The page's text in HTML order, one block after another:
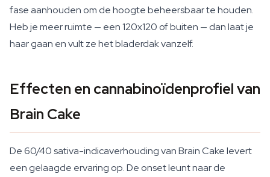
fase aanhouden om de hoogte beheersbaar te houden.
Heb je meer ruimte — een 120x120 of buiten — dan laat je
haar gaan en vult ze het bladerdak vanzelf.
Effecten en cannabinoïdenprofiel van
Brain Cake
De 60/40 sativa-indicaverhouding van Brain Cake levert
een gelaagde ervaring op. De onset leunt naar de